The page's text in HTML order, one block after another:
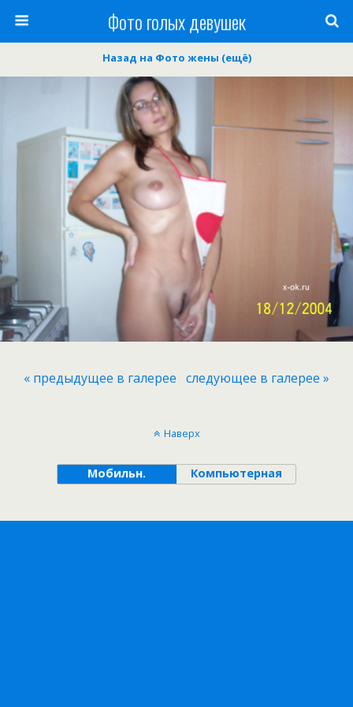
Фото голых девушек
Назад на Фото жены (ещё)
« предыдущее в галерее следующее в галерее »
Наверх
Мобильн. Компьютерная